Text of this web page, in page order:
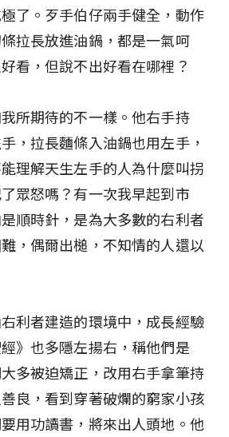
了。歹手伯仔兩手健全，動作
拉長放進油鍋，都是一氣呵
看，但說不出好看在哪裡？
所期待的不一樣。他右手持
，拉長麵條入油鍋也用左手，
理解天生左手的人為什麼叫拐
眾怒嗎？有一次我早起到市
順時針，是為大多數的右利者
，偶爾出槌，不知情的人還以
利者建造的環境中，成長經驗
》也多隱左揚右，稱他們是
多被迫矯正，改用右手拿筆持
良，看到穿著破爛的窮家小孩
用功讀書，將來出人頭地。他